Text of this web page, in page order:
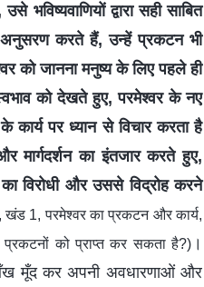
द्वारा सही साबित
करते हैं, उन्हें प्रकटन भी
को जानना मनुष्य के लिए पहले ही
को देखते हुए, परमेश्वर के नए
पर ध्यान से विचार करता है
मार्गदर्शन का इंतजार करते हुए,
विरोधी और उससे विद्रोह करने
खंड 1, परमेश्वर का प्रकटन और कार्य,
को प्राप्त कर सकता है?) ।
मूँद कर अपनी अवधारणाओं और